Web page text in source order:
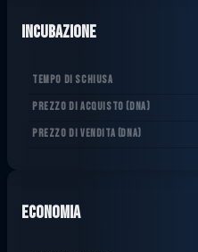
Incubazione
TEMPO DI SCHIUSA
PREZZO DI ACQUISTO (DNA)
PREZZO DI VENDITA (DNA)
Economia